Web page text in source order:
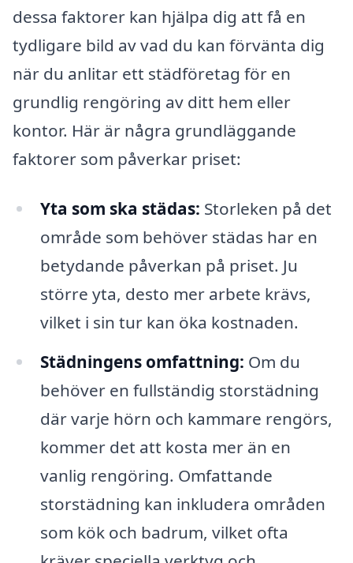
dessa faktorer kan hjälpa dig att få en
tydligare bild av vad du kan förvänta dig
när du anlitar ett städföretag för en
grundlig rengöring av ditt hem eller
kontor. Här är några grundläggande
faktorer som påverkar priset:
Yta som ska städas: Storleken på det
område som behöver städas har en
betydande påverkan på priset. Ju
större yta, desto mer arbete krävs,
vilket i sin tur kan öka kostnaden.
Städningens omfattning: Om du
behöver en fullständig storstädning
där varje hörn och kammare rengörs,
kommer det att kosta mer än en
vanlig rengöring. Omfattande
storstädning kan inkludera områden
som kök och badrum, vilket ofta